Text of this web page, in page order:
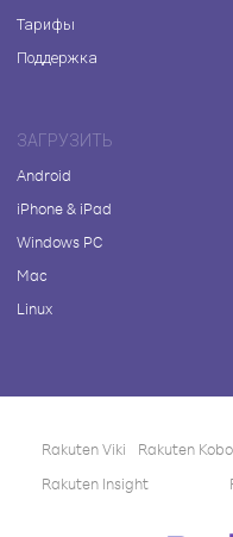
Тарифы
Поддержка
ЗАГРУЗИТЬ
Android
iPhone & iPad
Windows PC
Mac
Linux
Rakuten Viki Rakuten Kobo
Rakuten Insight